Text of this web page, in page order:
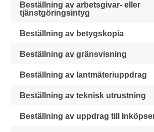
Beställning av arbetsgivar- eller
tjänstgöringsintyg
Beställning av betygskopia
Beställning av gränsvisning
Beställning av lantmäteriuppdrag
Beställning av teknisk utrustning
Beställning av uppdrag till